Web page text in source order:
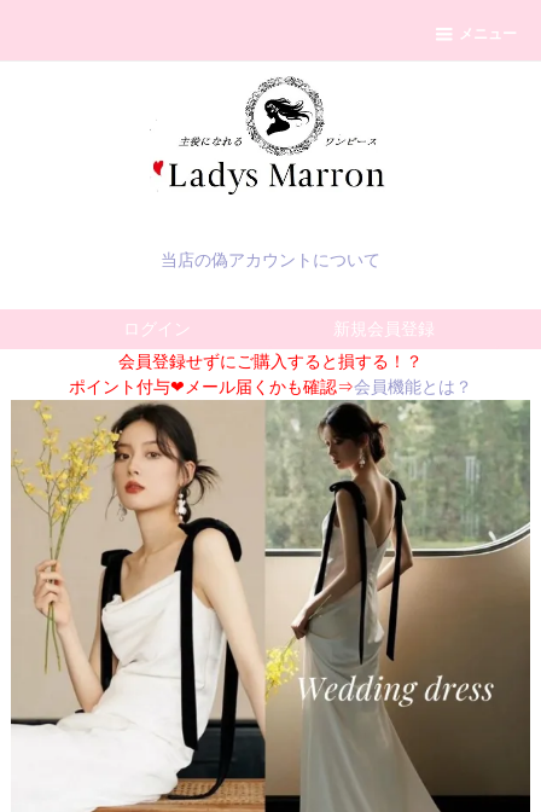
メニュー
当店の偽アカウントについて
ログイン
新規会員登録
会員登録せずにご購入すると損する！？
ポイント付与❤メール届くかも確認⇒会員機能とは？